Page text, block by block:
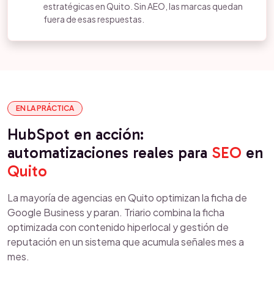
estratégicas en Quito. Sin AEO, las marcas quedan
fuera de esas respuestas.
EN LA PRÁCTICA
HubSpot en acción:
automatizaciones reales para SEO en
Quito
La mayoría de agencias en Quito optimizan la ficha de
Google Business y paran. Triario combina la ficha
optimizada con contenido hiperlocal y gestión de
reputación en un sistema que acumula señales mes a
mes.